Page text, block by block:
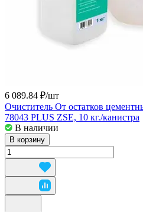
6 089.84 ₽/шт
Очиститель От остатков
78043 PLUS ZSE, 10 кг./канистра
В наличии
В корзину